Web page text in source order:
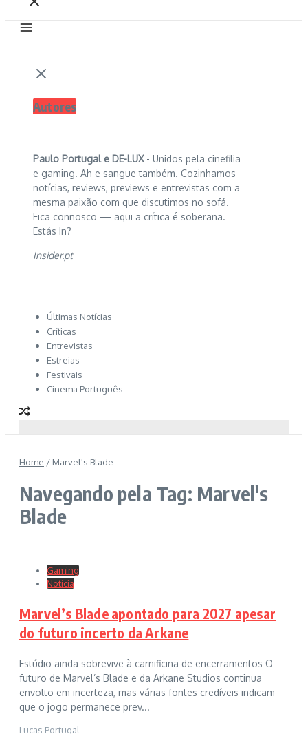
Autores
Paulo Portugal e DE-LUX - Unidos pela cinefilia
e gaming. Ah e sangue também. Cozinhamos
notícias, reviews, previews e entrevistas com a
mesma paixão com que discutimos no sofá.
Fica connosco — aqui a crítica é soberana.
Estás In?
Insider.pt
Últimas Notícias
Críticas
Entrevistas
Estreias
Festivais
Cinema Português
Home / Marvel's Blade
Navegando pela Tag: Marvel's
Blade
Gaming
Notícia
Marvel’s Blade apontado para 2027 apesar
do futuro incerto da Arkane
Estúdio ainda sobrevive à carnificina de encerramentos O
futuro de Marvel’s Blade e da Arkane Studios continua
envolto em incerteza, mas várias fontes credíveis indicam
que o jogo permanece prev...
Lucas Portugal